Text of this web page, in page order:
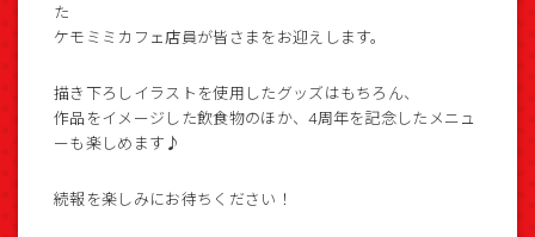
た
ケモミミカフェ店員が皆さまをお迎えします。
描き下ろしイラストを使用したグッズはもちろん、
作品をイメージした飲食物のほか、4周年を記念したメニュ
ーも楽しめます♪
続報を楽しみにお待ちください！